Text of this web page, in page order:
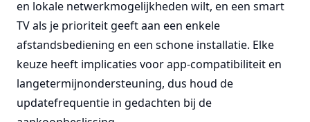
en lokale netwerkmogelijkheden wilt, en een smart
TV als je prioriteit geeft aan een enkele
afstandsbediening en een schone installatie. Elke
keuze heeft implicaties voor app-compatibiliteit en
langetermijnondersteuning, dus houd de
updatefrequentie in gedachten bij de